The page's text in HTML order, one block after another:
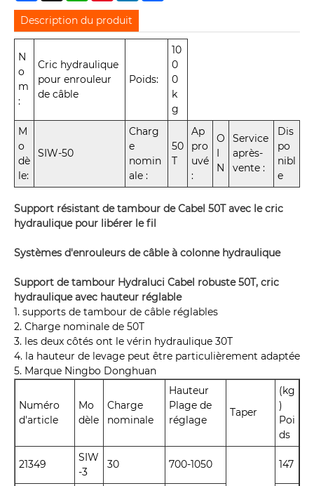
Description du produit
N
o
m
:
Cric hydraulique
pour enrouleur
de câble
Poids:
10
0
0
k
g
M
o
dè
le:
SIW-50
Charg
e
nomin
ale :
50
T
Ap
pro
uvé
:
O
I
N
Service
après-
vente :
Dis
po
nibl
e
Support résistant de tambour de Cabel 50T avec le cric
hydraulique pour libérer le fil
Systèmes d'enrouleurs de câble à colonne hydraulique
Support de tambour Hydraluci Cabel robuste 50T, cric
hydraulique avec hauteur réglable
1. supports de tambour de câble réglables
2. Charge nominale de 50T
3. les deux côtés ont le vérin hydraulique 30T
4. la hauteur de levage peut être particulièrement adaptée
5. Marque Ningbo Donghuan
Numéro
d'article
Mo
dèle
Charge
nominale
Hauteur
Plage de
réglage
Taper
(kg
)
Poi
ds
21349
SIW
-3
30 700-1050 147